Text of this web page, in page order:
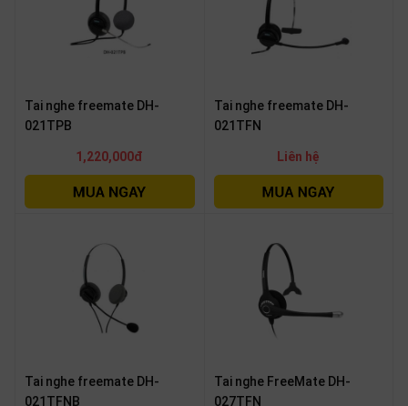
Tai nghe freemate DH-
021TPB
1,220,000đ
Tai nghe freemate DH-
021TFN
Liên hệ
Tai nghe freemate DH-
021TFNB
Tai nghe FreeMate DH-
027TFN